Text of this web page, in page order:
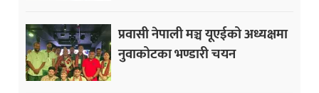
प्रवासी नेपाली मञ्च यूएईको अध्यक्षमा
नुवाकोटका भण्डारी चयन